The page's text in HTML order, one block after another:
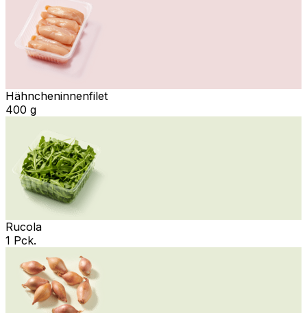
Hähncheninnenfilet
400 g
Rucola
1 Pck.